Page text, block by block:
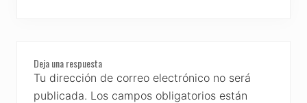
Reader
Interactions
Deja una respuesta
Tu dirección de correo electrónico no será
publicada. Los campos obligatorios están